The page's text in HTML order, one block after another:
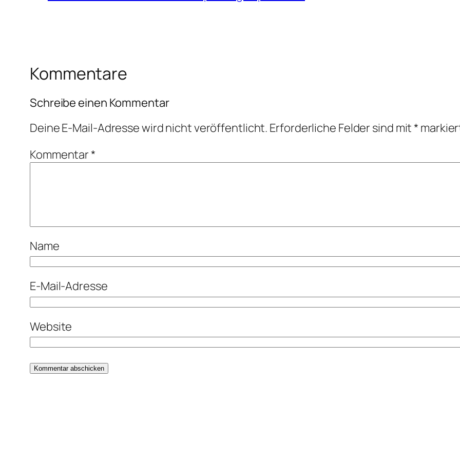
Kommentare
Schreibe einen Kommentar
Deine E-Mail-Adresse wird nicht veröffentlicht. Erforderliche Felder sind mit*
Kommentar*
Name
E-Mail-Adresse
Website